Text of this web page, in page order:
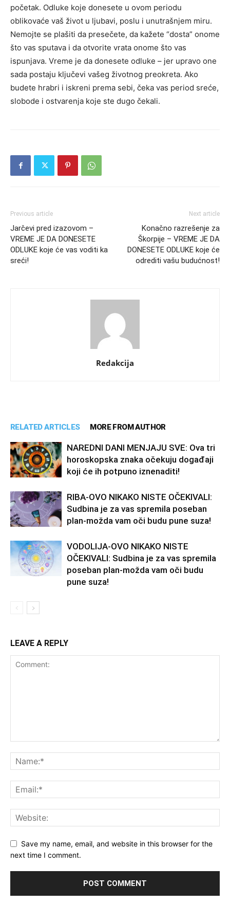
početak. Odluke koje donesete u ovom periodu
oblikovaće vaš život u ljubavi, poslu i unutrašnjem miru.
Nemojte se plašiti da presečete, da kažete “dosta” onome
što vas sputava i da otvorite vrata onome što vas
ispunjava. Vreme je da donesete odluke – jer upravo one
sada postaju ključevi vašeg životnog preokreta. Ako
budete hrabri i iskreni prema sebi, čeka vas period sreće,
slobode i ostvarenja koje ste dugo čekali.
Previous article
Jarčevi pred izazovom –
VREME JE DA DONESETE
ODLUKE koje će vas voditi ka
sreći!
Next article
Konačno razrešenje za
Škorpije – VREME JE DA
DONESETE ODLUKE koje će
odrediti vašu budućnost!
Redakcija
RELATED ARTICLES MORE FROM AUTHOR
NAREDNI DANI MENJAJU SVE: Ova tri
horoskopska znaka očekuju događaji
koji će ih potpuno iznenaditi!
RIBA-OVO NIKAKO NISTE OČEKIVALI:
Sudbina je za vas spremila poseban
plan-možda vam oči budu pune suza!
VODOLIJA-OVO NIKAKO NISTE
OČEKIVALI: Sudbina je za vas spremila
poseban plan-možda vam oči budu
pune suza!
LEAVE A REPLY
Save my name, email, and website in this browser for the
next time I comment.